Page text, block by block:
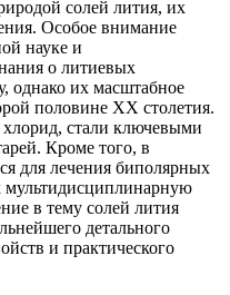
солей лития, их
Особое внимание
науке и
о литиевых
однако их масштабное
половине XX столетия.
стали ключевыми
Кроме того, в
для лечения биполярных
мультидисциплинарную
в тему солей лития
детального
и практического